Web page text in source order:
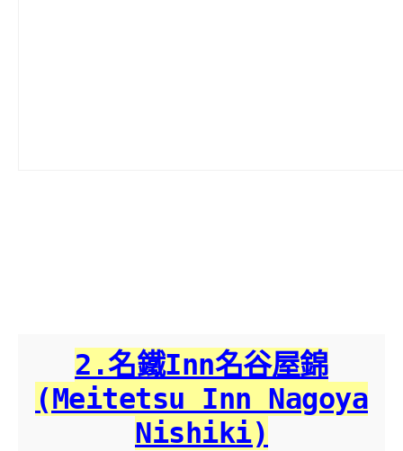
2.名鐵Inn名谷屋錦
(Meitetsu Inn Nagoya
Nishiki)